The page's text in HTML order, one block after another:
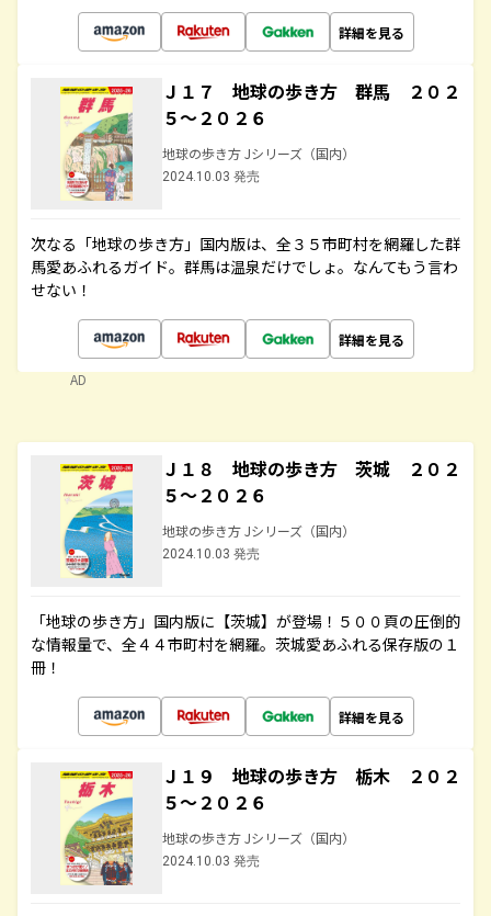
詳細を見る
Ｊ１７ 地球の歩き方 群馬 ２０２
５～２０２６
地球の歩き方 Jシリーズ（国内）
2024.10.03 発売
次なる「地球の歩き方」国内版は、全３５市町村を網羅した群
馬愛あふれるガイド。群馬は温泉だけでしょ。なんてもう言わ
せない！
詳細を見る
AD
Ｊ１８ 地球の歩き方 茨城 ２０２
５～２０２６
地球の歩き方 Jシリーズ（国内）
2024.10.03 発売
「地球の歩き方」国内版に【茨城】が登場！５００頁の圧倒的
な情報量で、全４４市町村を網羅。茨城愛あふれる保存版の１
冊！
詳細を見る
Ｊ１９ 地球の歩き方 栃木 ２０２
５～２０２６
地球の歩き方 Jシリーズ（国内）
2024.10.03 発売